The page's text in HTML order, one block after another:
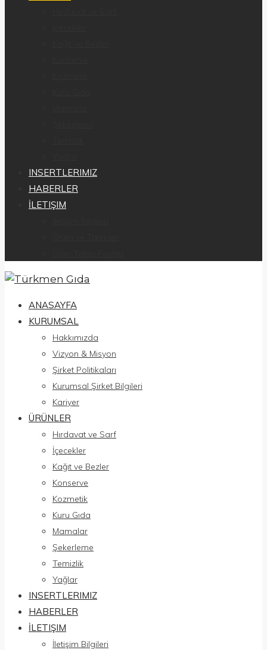
INSERTLERIMIZ
HABERLER
İLETIŞIM
ANASAYFA
KURUMSAL
Hakkımızda
Vizyon & Misyon
Şirket Politikaları
Kurumsal Şirket Bilgileri
Kariyer
ÜRÜNLER
Hırdavat ve Sarf
İçecekler
Kağıt ve Bezler
Konserve
Kozmetik
Kuru Gıda
Mamalar
Şekerleme
Temizlik
Yağlar
INSERTLERIMIZ
HABERLER
İLETIŞIM
İletişim Bilgileri